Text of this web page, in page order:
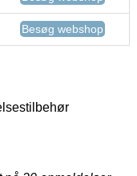
Besøg webshop